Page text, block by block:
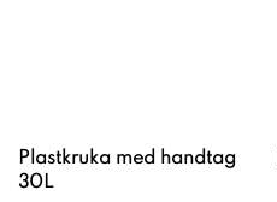
Plastkruka med handtag
30L